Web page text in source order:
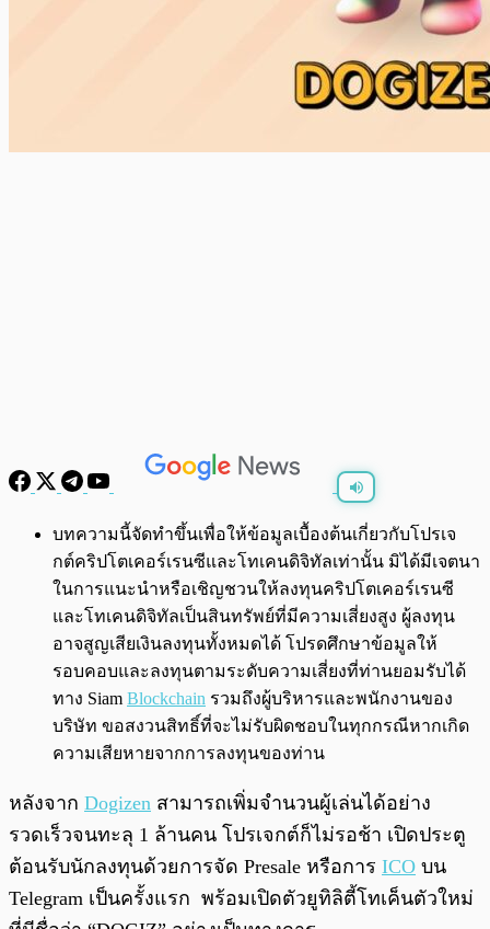
พร้อมเล่น 0:00/0:00
บทความนี้จัดทำขึ้นเพื่อให้ข้อมูลเบื้องต้นเกี่ยวกับโปรเจ
กต์คริปโตเคอร์เรนซีและโทเคนดิจิทัลเท่านั้น มิได้มีเจตนา
ในการแนะนำหรือเชิญชวนให้ลงทุนคริปโตเคอร์เรนซี
และโทเคนดิจิทัลเป็นสินทรัพย์ที่มีความเสี่ยงสูง ผู้ลงทุน
อาจสูญเสียเงินลงทุนทั้งหมดได้ โปรดศึกษาข้อมูลให้
รอบคอบและลงทุนตามระดับความเสี่ยงที่ท่านยอมรับได้
ทาง Siam Blockchain รวมถึงผู้บริหารและพนักงานของ
บริษัท ขอสงวนสิทธิ์ที่จะไม่รับผิดชอบในทุกกรณีหากเกิด
ความเสียหายจากการลงทุนของท่าน
​​หลังจาก Dogizen สามารถเพิ่มจำนวนผู้เล่นได้อย่าง
รวดเร็วจนทะลุ 1 ล้านคน โปรเจกต์ก็ไม่รอช้า เปิดประตู
ต้อนรับนักลงทุนด้วยการจัด Presale หรือการ ICO บน
Telegram เป็นครั้งแรก พร้อมเปิดตัวยูทิลิตี้โทเค็นตัวใหม่